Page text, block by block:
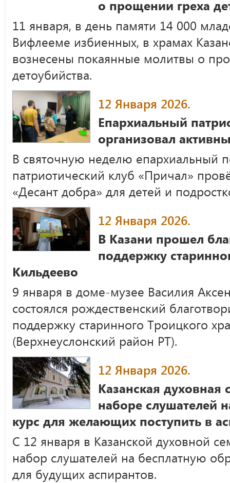
о прощении греха
11 января, в день памяти 14 000
Вифлееме избиенных, в храмах
вознесены покаянные молитвы о
детоубийства.
12 Января 2026.
Епархиальный
организовал
В святочную неделю епархиальный
патриотический клуб «Причал»
«Десант добра» для детей и
12 Января 2026.
В Казани прошел
поддержку
Кильдеево
9 января в доме-музее Василия
состоялся рождественский
поддержку старинного Троицкого
(Верхнеуслонский район РТ).
12 Января 2026.
Казанская
наборе слушателей
курс для желающих поступить в
С 12 января в Казанской духовной
набор слушателей на бесплатную
для будущих аспирантов.